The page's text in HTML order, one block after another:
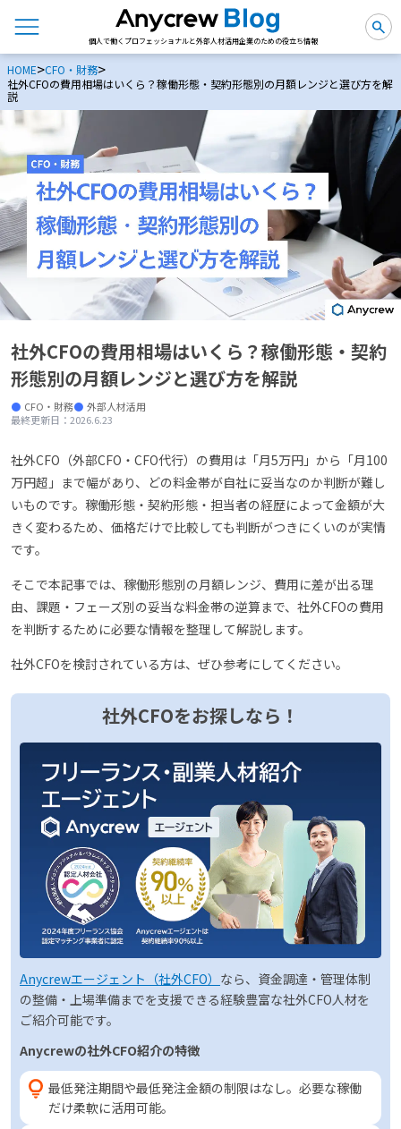
個人で働くプロフェッショナルと外部人材活用企業のための役立ち情報
HOME>CFO・財務>
社外CFOの費用相場はいくら？稼働形態・契約形態別の月額レンジと選び方を解
説
社外CFOの費用相場はいくら？稼働形態・契約
形態別の月額レンジと選び方を解説
CFO・財務
外部人材活用
最終更新日： 2026.6.23
社外CFO（外部CFO・CFO代行）の費用は「月5万円」から「月100
万円超」まで幅があり、どの料金帯が自社に妥当なのか判断が難し
いものです。稼働形態・契約形態・担当者の経歴によって金額が大
きく変わるため、価格だけで比較しても判断がつきにくいのが実情
です。
そこで本記事では、稼働形態別の月額レンジ、費用に差が出る理
由、課題・フェーズ別の妥当な料金帯の逆算まで、社外CFOの費用
を判断するために必要な情報を整理して解説します。
社外CFOを検討されている方は、ぜひ参考にしてください。
社外CFOをお探しなら！
Anycrewエージェント（社外CFO） なら、資金調達・管理体制
の整備・上場準備までを支援できる経験豊富な社外CFO人材を
ご紹介可能です。
Anycrewの社外CFO紹介の特徴
最低発注期間や最低発注金額の制限はなし。必要な稼働
だけ柔軟に活用可能。